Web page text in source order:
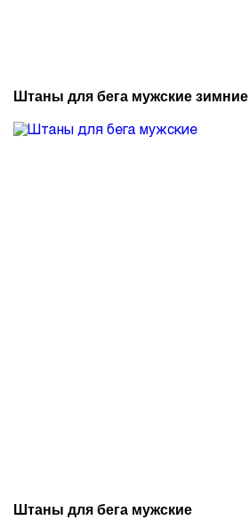
Штаны для бега мужские зимние
Штаны для бега мужские